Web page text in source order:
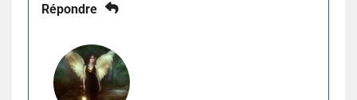
Répondre